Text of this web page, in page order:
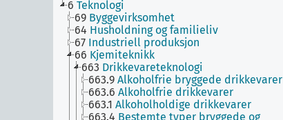
6 Teknologi
69 Byggevirksomhet
64 Husholdning og familieliv
67 Industriell produksjon
66 Kjemiteknikk
663 Drikkevareteknologi
663.9 Alkoholfrie bryggede drikkevarer
663.6 Alkoholfrie drikkevarer
663.1 Alkoholholdige drikkevarer
663.4 Bestemte typer bryggede og